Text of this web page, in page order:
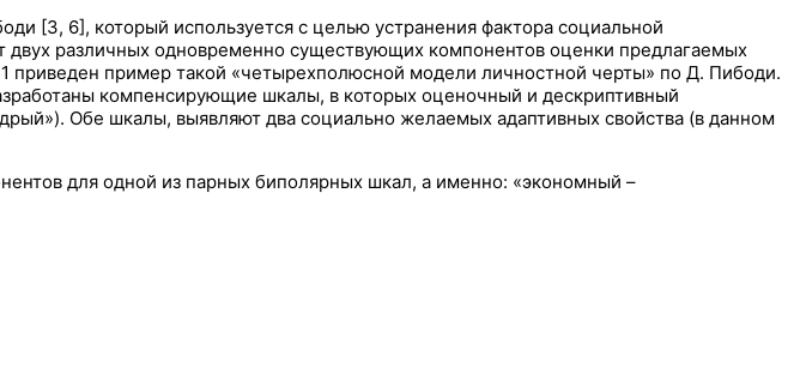
[3, 6], который используется с целью устранения фактора социальной
различных одновременно существующих компонентов оценки предлагаемых
приведен пример такой «четырехполюсной модели личностной черты» по Д. Пибоди.
компенсирующие шкалы, в которых оценочный и дескриптивный
Обе шкалы, выявляют два социально желаемых адаптивных свойства (в данном
для одной из парных биполярных шкал, а именно: «экономный –